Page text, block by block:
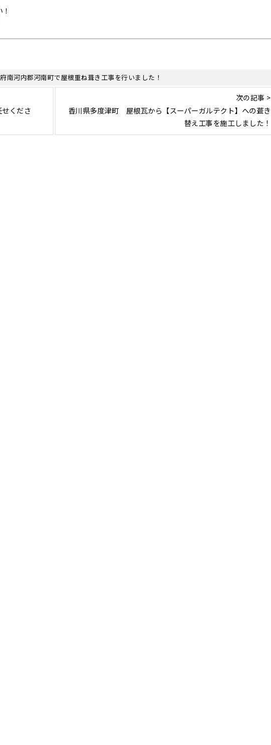
南河内郡河南町で屋根重ね葺き工事を行いました！
くださ
次の記事 >
香川県多度津町 屋根瓦から【スーパーガルテクト】への葺き
替え工事を施工しました！